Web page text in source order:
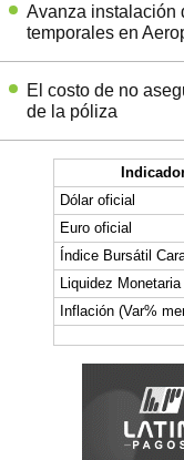
Avanza instalación
temporales en
El costo de no
de la póliza
Dólar oficial
Euro oficial
Índice Bursátil
Liquidez
Inflación (Var%